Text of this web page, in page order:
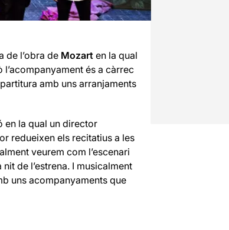
de l’obra de Mozarten la qual
és a càrrec
amb uns arranjaments
en la qual un director
redueixen els recitatius a les
veurem com l’escenari
de l’estrena. I musicalment
uns acompanyaments que